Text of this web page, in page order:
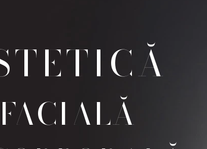
FACIALĂ